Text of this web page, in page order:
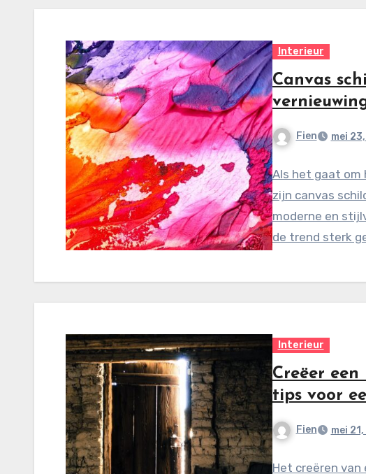
Interieur
Canvas
Fien mei
Als het gaat om
zijn canvas
moderne en
de trend sterk
Interieur
Creëer
tips voor
Fien mei
Het creëren van